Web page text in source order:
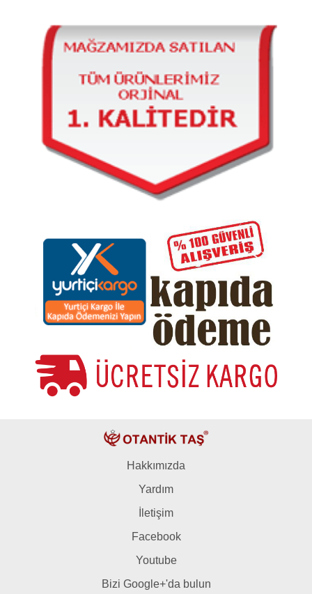
Hakkımızda
Yardım
İletişim
Facebook
Youtube
Bizi Google+'da bulun